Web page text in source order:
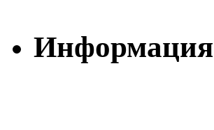
Информация